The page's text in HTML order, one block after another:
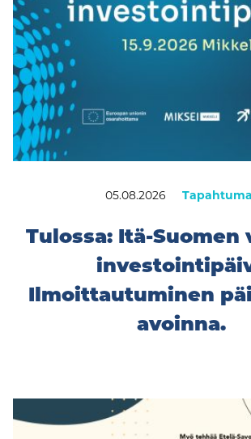
05.08.2026
Tulossa: Itä-Suomen
Ilmoittautuminen
avoinna.